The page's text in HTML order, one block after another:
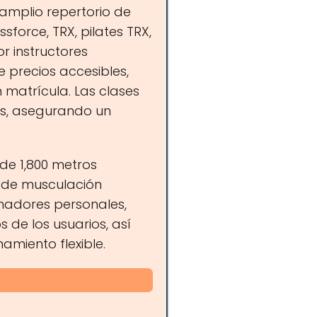
amplio repertorio de
TRX, pilates TRX,
instructores
precios accesibles,
matrícula. Las clases
asegurando un
1,800 metros
musculación
personales,
de los usuarios, así
flexible.